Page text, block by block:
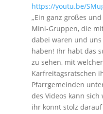
https://youtu.be/
„Ein ganz großes
Mini-Gruppen, die
dabei waren und
haben! Ihr habt das
zu sehen, mit
Karfreitagsratschen
Pfarrgemeinden
des Videos kann
ihr könnt stolz darauf